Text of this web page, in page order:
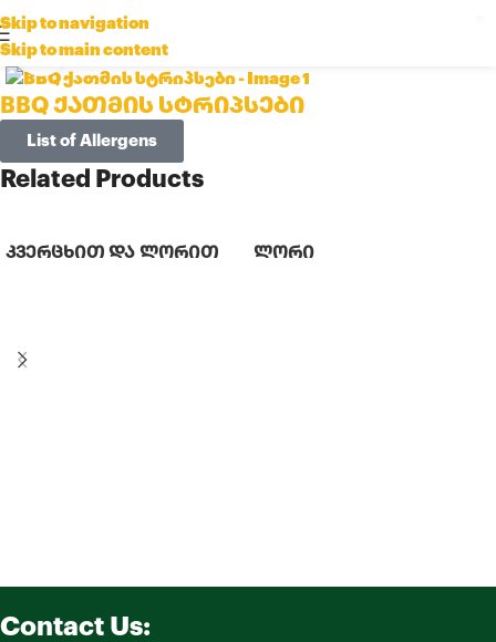
Skip to navigation
Skip to main content
Click to enlarge
BBQ ქათმის სტრიპსები
List of Allergens
Related Products
კვერცხით და ლორით ლორი
Contact Us: